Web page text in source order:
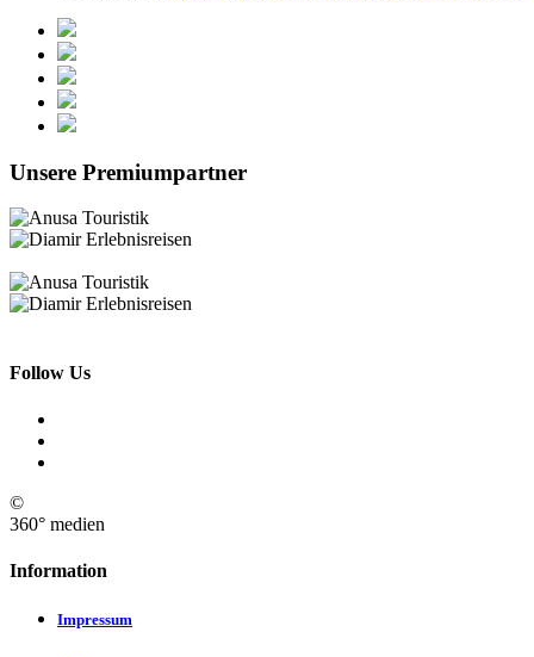
Unsere Premiumpartner
Follow Us
©
360° medien
Information
Impressum